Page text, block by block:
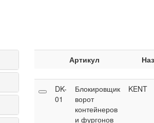
Артикул
DK-
01
Блокировщик
ворот
контейнеров
и фургонов
KENT